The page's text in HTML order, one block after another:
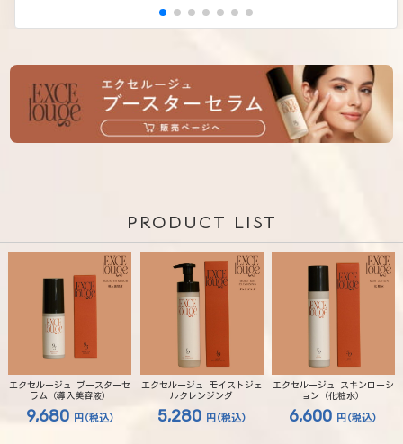
PRODUCT LIST
エクセルージュ ブースターセ
ラム（導入美容液）
9,680円 (税込)
エクセルージュ モイストジェ
ルクレンジング
5,280円 (税込)
エクセルージュ スキンローシ
ョン（化粧水）
6,600 円 (税込)